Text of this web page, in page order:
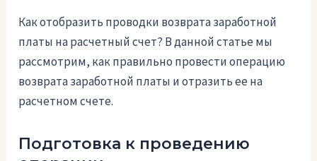
Как отобразить проводки возврата заработной
платы на расчетный счет? В данной статье мы
рассмотрим, как правильно провести операцию
возврата заработной платы и отразить ее на
расчетном счете.
Подготовка к проведению